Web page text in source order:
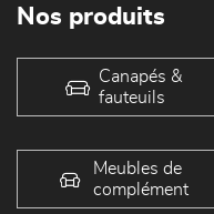
Nos produits
Canapés &
fauteuils
Meubles de
complément